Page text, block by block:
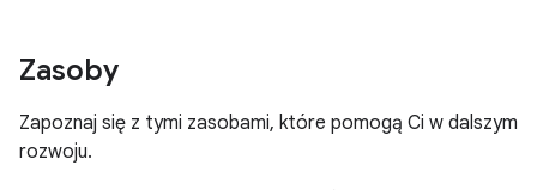
Zasoby
Zapoznaj się z tymi zasobami, które pomogą Ci w dalszym
rozwoju.